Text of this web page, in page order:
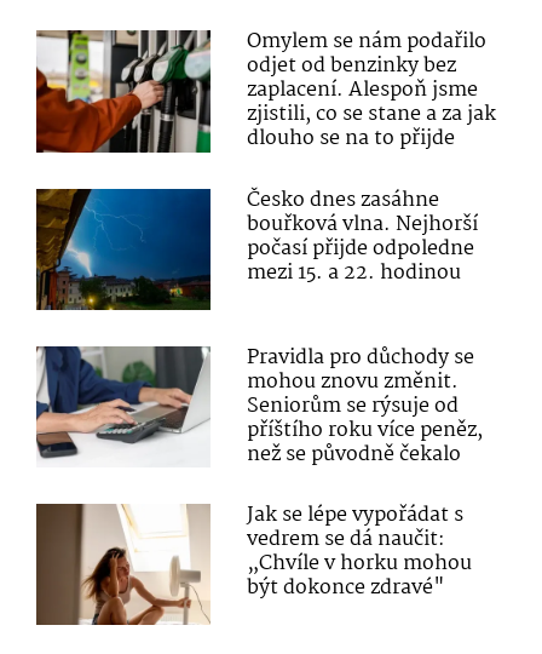
Omylem se nám podařilo
odjet od benzinky bez
zaplacení. Alespoň jsme
zjistili, co se stane a za jak
dlouho se na to přijde
Česko dnes zasáhne
bouřková vlna. Nejhorší
počasí přijde odpoledne
mezi 15. a 22. hodinou
Pravidla pro důchody se
mohou znovu změnit.
Seniorům se rýsuje od
příštího roku více peněz,
než se původně čekalo
Jak se lépe vypořádat s
vedrem se dá naučit:
„Chvíle v horku mohou
být dokonce zdravé"